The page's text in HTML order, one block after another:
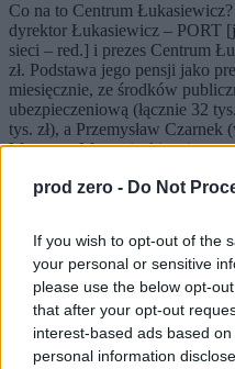
prod zero - Do Not
If you wish to opt-out of the
your personal or sensitive
please use the below opt-
that after your opt-out
interest-based ads based
personal information
Co na to Centrum
dyrektor Łukasiewicz – PORT
sieci – red.] i prezes Centrum
zł. Podstawa jego pensji jako
miesięcznie, ze środków
ubezpieczeniową (łącznie 32
tys. zł), a Przemysław
Mateusza Morawieckiego)
obniżony o 69 proc.: z
mln zł w roku 2025. Oznacza
organizacji można było
Dybczyńskiego”. Nie są też
instytutów, a kierownictwo
– samo także nie pobiera